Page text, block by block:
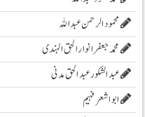
محمود الرحمن عبد اللہ
محمد جعفر انوار الحق الہندی
عبد الشکور عبد الحق مدنی
ابو اشعر فہیم